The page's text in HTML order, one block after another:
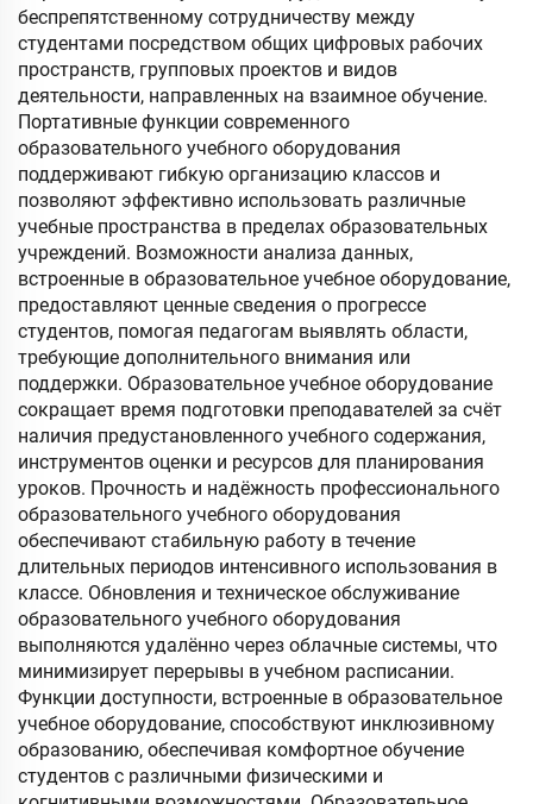
беспрепятственному сотрудничеству между
студентами посредством общих цифровых рабочих
пространств, групповых проектов и видов
деятельности, направленных на взаимное обучение.
Портативные функции современного
образовательного учебного оборудования
поддерживают гибкую организацию классов и
позволяют эффективно использовать различные
учебные пространства в пределах образовательных
учреждений. Возможности анализа данных,
встроенные в образовательное учебное оборудование,
предоставляют ценные сведения о прогрессе
студентов, помогая педагогам выявлять области,
требующие дополнительного внимания или
поддержки. Образовательное учебное оборудование
сокращает время подготовки преподавателей за счёт
наличия предустановленного учебного содержания,
инструментов оценки и ресурсов для планирования
уроков. Прочность и надёжность профессионального
образовательного учебного оборудования
обеспечивают стабильную работу в течение
длительных периодов интенсивного использования в
классе. Обновления и техническое обслуживание
образовательного учебного оборудования
выполняются удалённо через облачные системы, что
минимизирует перерывы в учебном расписании.
Функции доступности, встроенные в образовательное
учебное оборудование, способствуют инклюзивному
образованию, обеспечивая комфортное обучение
студентов с различными физическими и